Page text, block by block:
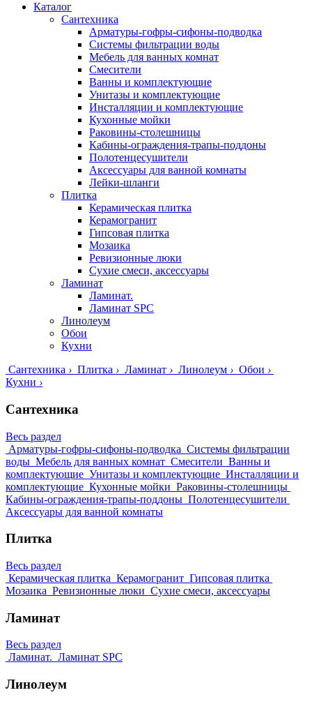
Каталог
Сантехника
Арматуры-гофры-сифоны-подводка
Системы фильтрации воды
Мебель для ванных комнат
Смесители
Ванны и комплектующие
Унитазы и комплектующие
Инсталляции и комплектующие
Кухонные мойки
Раковины-столешницы
Кабины-ограждения-трапы-поддоны
Полотенцесушители
Аксессуары для ванной комнаты
Лейки-шланги
Плитка
Керамическая плитка
Керамогранит
Гипсовая плитка
Мозаика
Ревизионные люки
Сухие смеси, аксессуары
Ламинат
Ламинат.
Ламинат SPC
Линолеум
Обои
Кухни
Сантехника › Плитка › Ламинат › Линолеум › Обои ›
Кухни ›
Сантехника
Весь раздел
Арматуры-гофры-сифоны-подводка Системы фильтрации
воды Мебель для ванных комнат Смесители Ванны и
комплектующие Унитазы и комплектующие Инсталляции и
комплектующие Кухонные мойки Раковины-столешницы
Кабины-ограждения-трапы-поддоны Полотенцесушители
Аксессуары для ванной комнаты
Плитка
Весь раздел
Керамическая плитка Керамогранит Гипсовая плитка
Мозаика Ревизионные люки Сухие смеси, аксессуары
Ламинат
Весь раздел
Ламинат. Ламинат SPC
Линолеум